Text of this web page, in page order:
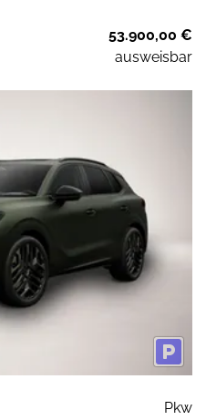
53.900,00 €
ausweisbar
Pkw